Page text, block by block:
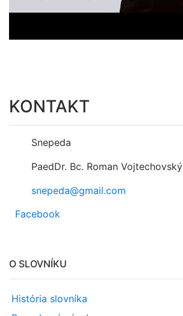
KONTAKT
Snepeda
PaedDr. Bc. Roman Vojtechovský
snepeda@gmail.com
Facebook
O SLOVNÍKU
História slovníka